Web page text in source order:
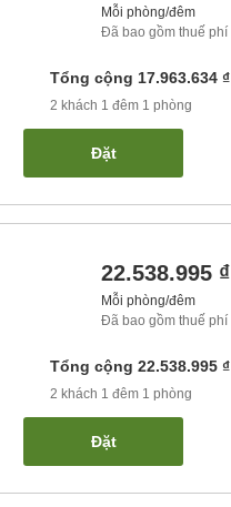
Mỗi phòng/đêm
Đã bao gồm thuế phí
Tổng cộng 17.963.634 ₫
2 khách 1 đêm 1 phòng
Đặt
22.538.995 ₫
Mỗi phòng/đêm
Đã bao gồm thuế phí
Tổng cộng 22.538.995 ₫
2 khách 1 đêm 1 phòng
Đặt